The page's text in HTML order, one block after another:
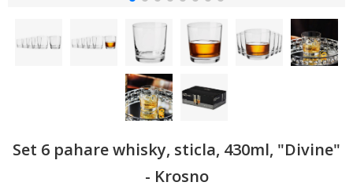
Set 6 pahare whisky, sticla, 430ml, "Divine"
- Krosno